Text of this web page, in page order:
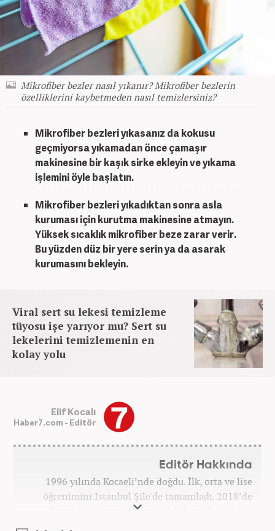
Mikrofiber bezler nasıl yıkanır? Mikrofiber bezlerin
özelliklerini kaybetmeden nasıl temizlersiniz?
Mikrofiber bezleri yıkasanız da kokusu
geçmiyorsa yıkamadan önce çamaşır
makinesine bir kaşık sirke ekleyin ve yıkama
işlemini öyle başlatın.
Mikrofiber bezleri yıkadıktan sonra asla
kuruması için kurutma makinesine atmayın.
Yüksek sıcaklıkmikrofiber beze zarar verir.
Bu yüzden düz bir yere serin ya da asarak
kurumasını bekleyin.
Viral sert su lekesi temizleme
tüyosu işe yarıyor mu? Sert su
lekelerini temizlemenin en
kolay yolu
Elif Kocalı
Haber7.com - Editör
Editör Hakkında
1996 yılında Kocaeli’nde doğdu. İlk, orta ve lise
öğrenimini İstanbul Şile'de tamamladı. 2018’de
Düzce Üniversitesi Yönetim Bilişim Sistemleri